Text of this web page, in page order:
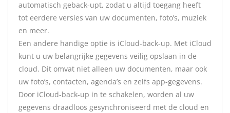
automatisch geback-upt, zodat u altijd toegang heeft
tot eerdere versies van uw documenten, foto’s, muziek
en meer.
Een andere handige optie is iCloud-back-up. Met iCloud
kunt u uw belangrijke gegevens veilig opslaan in de
cloud. Dit omvat niet alleen uw documenten, maar ook
uw foto’s, contacten, agenda’s en zelfs app-gegevens.
Door iCloud-back-up in te schakelen, worden al uw
gegevens draadloos gesynchroniseerd met de cloud en